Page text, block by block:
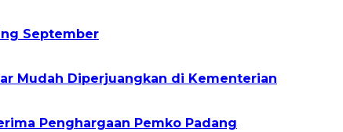
September
Mudah Diperjuangkan di Kementerian
Penghargaan Pemko Padang